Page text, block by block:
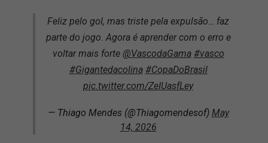
Feliz pelo gol, mas triste pela expulsão… faz
parte do jogo. Agora é aprender com o erro e
voltar mais forte @VascodaGama #vasco
#Gigantedacolina #CopaDoBrasil
pic.twitter.com/ZeIUasfLey
— Thiago Mendes (@Thiagomendesof) May
14, 2026